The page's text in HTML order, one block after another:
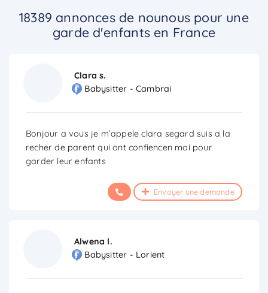
18389 annonces de nounous pour une
garde d'enfants en France
Clara s.
Babysitter - Cambrai
Bonjour a vous je m’appele clara segard suis a la
recher de parent qui ont confiencen moi pour
garder leur enfants
Envoyer une demande
Alwena l.
Babysitter - Lorient